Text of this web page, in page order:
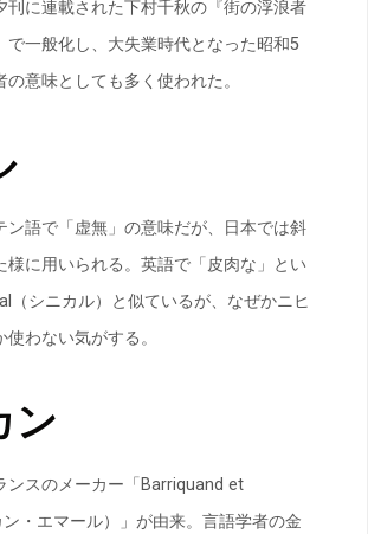
刊に連載された下村千秋の『街の浮浪者
で一般化し、大失業時代となった昭和5
意味としても多く使われた。
ン語で「虚無」の意味だが、日本では斜
様に用いられる。英語で「皮肉な」とい
（シニカル）と似ているが、なぜかニヒ
わない気がする。
ン
ンスのメーカー「Barriquand et
・エマール）」が由来。言語学者の金